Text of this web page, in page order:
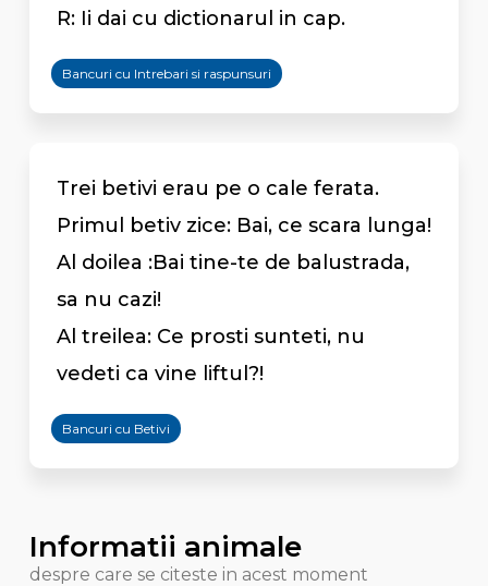
R: Ii dai cu dictionarul in cap.
Bancuri cu Intrebari si raspunsuri
Trei betivi erau pe o cale ferata.
Primul betiv zice: Bai, ce scara lunga!
Al doilea :Bai tine-te de balustrada,
sa nu cazi!
Al treilea: Ce prosti sunteti, nu
vedeti ca vine liftul?!
Bancuri cu Betivi
Informatii animale
despre care se citeste in acest moment